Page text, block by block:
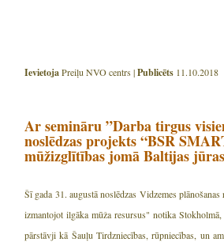
IevietojaPreiļu NVO centrs |Publicēts 11.10.2018
Ar semināru ”Darba tirgus
noslēdzas projekts “BSR
mūžizglītības jomā Baltijas
Šī gada 31. augustā noslēdzas Vidzemes
izmantojot ilgāka mūža resursus" notika
pārstāvji kā Šauļu Tirdzniecības, rūpniecības, un